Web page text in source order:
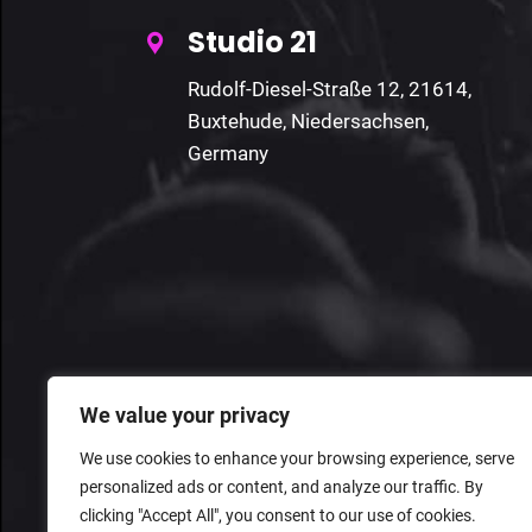
We value your privacy
We use cookies to enhance your browsing experience, serve
personalized ads or content, and analyze our traffic. By
clicking "Accept All", you consent to our use of cookies.
Studio 21
Rudolf-Diesel-Straße 12, 21614,
Buxtehude, Niedersachsen,
Germany